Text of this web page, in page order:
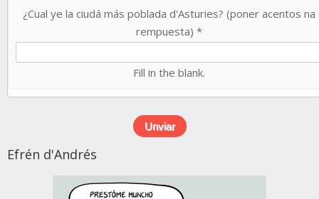
¿Cual ye la ciudá más poblada d'Asturies? (poner acentos na
rempuesta) *
Fill in the blank.
Efrén d'Andrés